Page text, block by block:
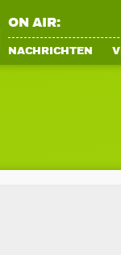
ON AIR:
NACHRICHTEN